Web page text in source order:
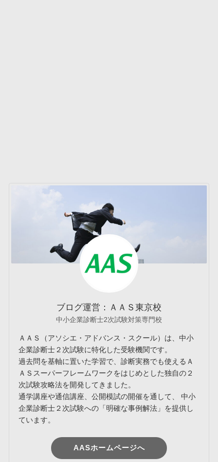
ブログ運営：ＡＡＳ東京校
中小企業診断士2次試験対策専門校
ＡＡＳ（アソシエ・アドバンス・スクール）は、中小
企業診断士２次試験に特化した受験機関です。
過去問を基軸に置いた学習で、診断実務でも使えるＡ
ＡＳスーパーフレームワークをはじめとした独自の２
次試験攻略法を開発してきました。
通学講座や通信講座、公開模試の開催を通して、 中小
企業診断士２次試験への「明確な事例解法」を提供し
ています。
AASホームページへ